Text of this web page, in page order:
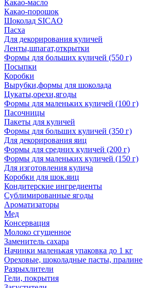
Какао-масло
Какао-порошок
Шоколад SICAO
Пасха
Для декорирования куличей
Ленты,шпагат,открытки
Формы для больших куличей (550 г)
Посыпки
Коробки
Вырубки,формы для шоколада
Цукаты,орехи,ягоды
Формы для маленьких куличей (100 г)
Пасочницы
Пакеты для куличей
Формы для больших куличей (350 г)
Для декорирования яиц
Формы для средних куличей (200 г)
Формы для маленьких куличей (150 г)
Для изготовления кулича
Коробки для шок.яиц
Кондитерские ингредиенты
Сублимированные ягоды
Ароматизаторы
Мед
Консервация
Молоко сгущенное
Заменитель сахара
Начинки маленькая упаковка до 1 кг
Ореховые, шоколадные пасты, пралине
Разрыхлители
Гели, покрытия